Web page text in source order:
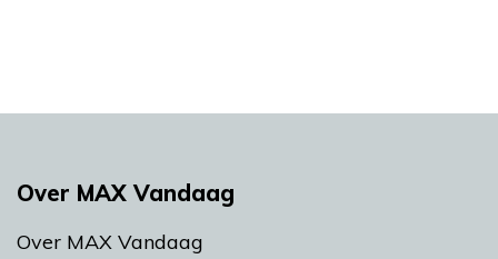
Over MAX Vandaag
Over MAX Vandaag